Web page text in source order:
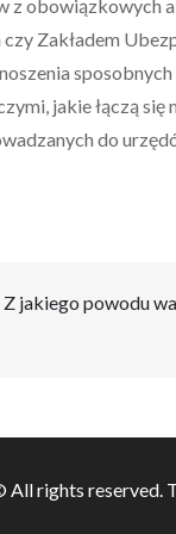
obowiązkowych
Zakładem
sposobnych
jakie łączą
do
Z jakiego powodu
rights reserved.